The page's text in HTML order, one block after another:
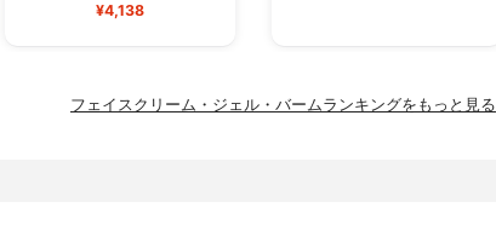
¥4,138
フェイスクリーム・ジェル・バームランキングをもっと見る